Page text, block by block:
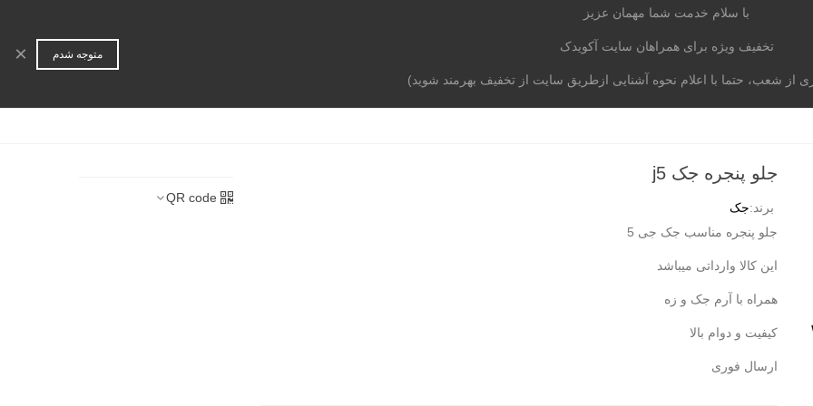
موتوری برند خودرو آکومگ لیست شعب تماس با ما
جلو پنجره جک j5
برند:جک
جلو پنجره مناسب جک جی 5
این کالا وارداتی میباشد
همراه با آرم جک و زه
کیفیت و دوام بالا
ارسال فوری
QR code
با سلام خدمت شما مهمان عزیز
تخفیف ویژه برای همراهان سایت آکویدک
شعب، حتما با اعلام نحوه آشنایی ازطریق سایت از تخفیف بهرمند شوید)
متوجه شدم ×